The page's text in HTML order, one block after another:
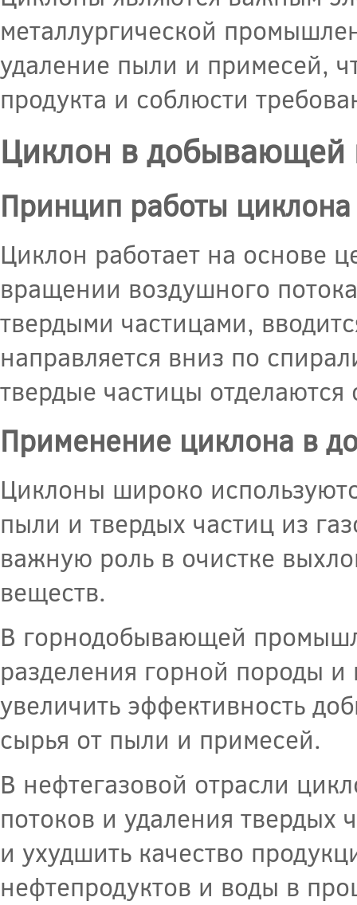
металлургической
удаление пыли и примесей,
продукта и соблюсти
Циклон в
Принцип работы циклона
Циклон работает на основе
вращении воздушного
твердыми частицами,
направляется вниз по
твердые частицы
Применение циклона в
Циклоны широко
пыли и твердых частиц из
важную роль в очистке
веществ.
В горнодобывающей
разделения горной породы
увеличить эффективность
сырья от пыли и примесей.
В нефтегазовой отрасли
потоков и удаления твердых
и ухудшить качество
нефтепродуктов и воды в